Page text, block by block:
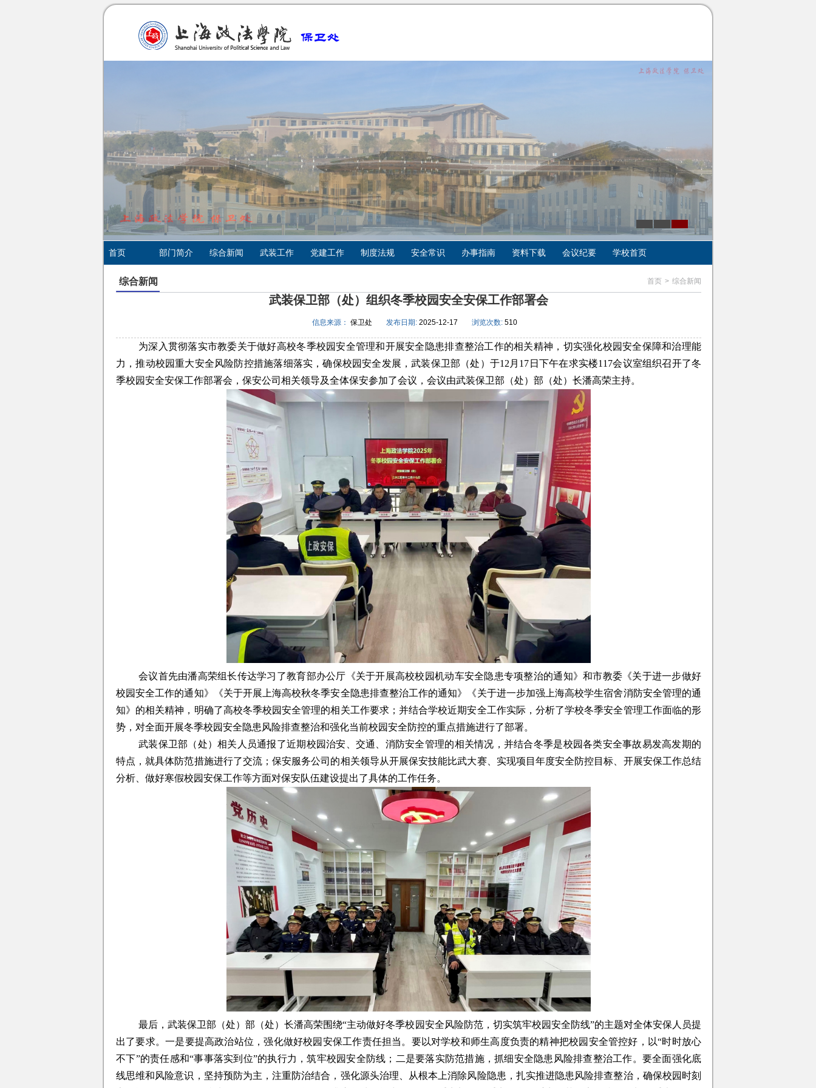
首页 部门简介 综合新闻 武装工作 党建工作 制度法规 安全常识 办事指南 资料下载 会议纪要 学校首页
综合新闻 首页 > 综合新闻
武装保卫部（处）组织冬季校园安全安保工作部署会
信息来源： 保卫处 发布日期: 2025-12-17 浏览次数: 510
为深入贯彻落实市教委关于做好高校冬季校园安全管理和开展安全隐患排查整治工作的相关精神，切实强化校园安全保障和治理能
力，推动校园重大安全风险防控措施落细落实，确保校园安全发展，武装保卫部（处）于12月17日下午在求实楼117会议室组织召开了冬
季校园安全安保工作部署会，保安公司相关领导及全体保安参加了会议，会议由武装保卫部（处）部（处）长潘高荣主持。
会议首先由潘高荣组长传达学习了教育部办公厅《关于开展高校校园机动车安全隐患专项整治的通知》和市教委《关于进一步做好
校园安全工作的通知》《关于开展上海高校秋冬季安全隐患排查整治工作的通知》《关于进一步加强上海高校学生宿舍消防安全管理的通
知》的相关精神，明确了高校冬季校园安全管理的相关工作要求；并结合学校近期安全工作实际，分析了学校冬季安全管理工作面临的形
势，对全面开展冬季校园安全隐患风险排查整治和强化当前校园安全防控的重点措施进行了部署。
武装保卫部（处）相关人员通报了近期校园治安、交通、消防安全管理的相关情况，并结合冬季是校园各类安全事故易发高发期的
特点，就具体防范措施进行了交流；保安服务公司的相关领导从开展保安技能比武大赛、实现项目年度安全防控目标、开展安保工作总结
分析、做好寒假校园安保工作等方面对保安队伍建设提出了具体的工作任务。
最后，武装保卫部（处）部（处）长潘高荣围绕“主动做好冬季校园安全风险防范，切实筑牢校园安全防线”的主题对全体安保人员提
出了要求。一是要提高政治站位，强化做好校园安保工作责任担当。要以对学校和师生高度负责的精神把校园安全管控好，以“时时放心
不下”的责任感和“事事落实到位”的执行力，筑牢校园安全防线；二是要落实防范措施，抓细安全隐患风险排查整治工作。要全面强化底
线思维和风险意识，坚持预防为主，注重防治结合，强化源头治理、从根本上消除风险隐患，扎实推进隐患风险排查整治，确保校园时刻